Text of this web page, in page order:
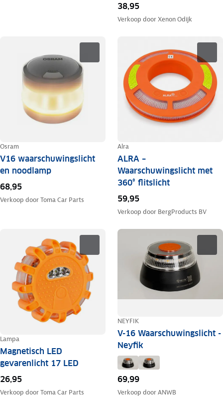
38,95
Verkoop doorXenon Odijk
Osram
V16 waarschuwingslicht
en noodlamp
68,95
Verkoop doorToma Car Parts
Alra
ALRA –
Waarschuwingslicht met
360° flitslicht
59,95
Verkoop door BergProducts BV
Lampa
Magnetisch LED
gevarenlicht 17 LED
26,95
Verkoop doorToma Car Parts
NEYFIK
V-16 Waarschuwingslicht -
Neyfik
69,99
Verkoop doorANWB